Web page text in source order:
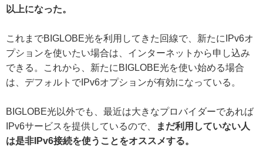
以上になった。
これまでBIGLOBE光を利用してきた回線で、新たにIPv6オ
プションを使いたい場合は、インターネットから申し込み
できる。これから、新たにBIGLOBE光を使い始める場合
は、デフォルトでIPv6オプションが有効になっている。
BIGLOBE光以外でも、最近は大きなプロバイダーであれば
IPv6サービスを提供しているので、
まだ利用していない人
は是非IPv6接続を使うことをオススメする。